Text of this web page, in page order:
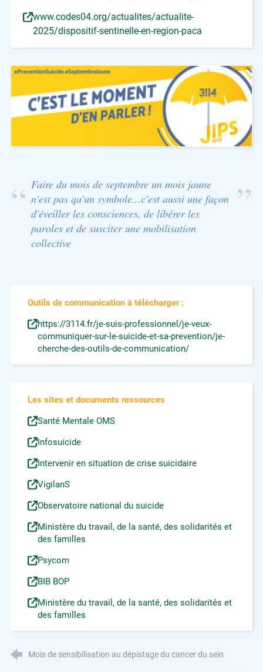
www.codes04.org/actualites/actualite-
2025/dispositif-sentinelle-en-region-paca
Faire du mois de septembre un mois jaune
n'est pas qu'un symbole...c'est aussi une façon
d'éveiller les consciences, de libérer les
paroles et de susciter une mobilisation
collective
Outils de communication à télécharger :
https://3114.fr/je-suis-professionnel/je-veux-
communiquer-sur-le-suicide-et-sa-prevention/je-
cherche-des-outils-de-communication/
Les sites et documents ressources
Santé Mentale OMS
Infosuicide
Intervenir en situation de crise suicidaire
VigilanS
Observatoire national du suicide
Ministère du travail, de la santé, des solidarités et
des familles
Psycom
BIB BOP
Ministère du travail, de la santé, des solidarités et
des familles
Mois de sensibilisation au dépistage du cancer du sein